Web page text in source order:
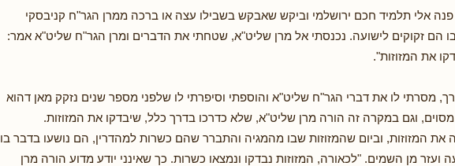
פנה אלי תלמיד חכם ירושלמי וביקש שאבקש בשבילו עצה או ברכה ממרן הגר"ח קניבסקי
הם זקוקים לישועה. נכנסתי אל מרן שליט"א, שטחתי את הדברים ומרן הגר"ח שליט"א אמר:
את המזוזות".
מסרתי לו את דברי הגר"ח שליט"א והוספתי וסיפרתי לו שלפני מספר שנים נזקק מאן דהוא
וגם במקרה זה הורה מרן שליט"א, שלא כדרכו בדרך כלל, שיבדקו את המזוזות.
המזוזות, וביום שהמזוזות שבו מהמגיה והתברר שהם כשרות למהדרין, הם נושעו בדבר בו
ועזר מן השמים. "לכאורה, המזוזות נבדקו ונמצאו כשרות. כך שאינני יודע מדוע הורה מרן